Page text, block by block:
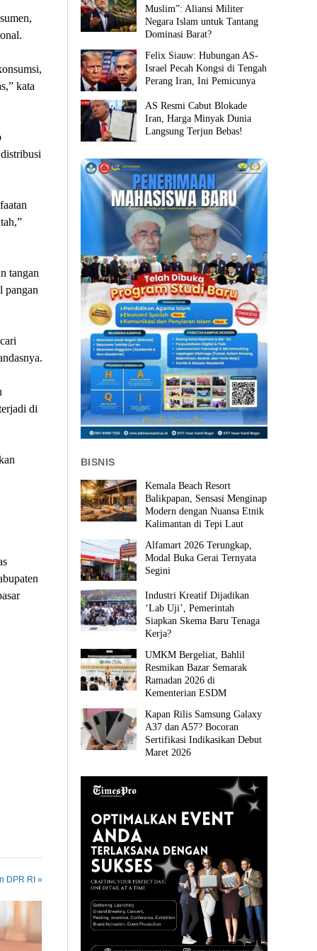
kata
tangan
pangan
di
DPR RI »
Muslim”: Aliansi Militer
Negara Islam untuk Tantang
Dominasi Barat?
Felix Siauw: Hubungan AS-
Israel Pecah Kongsi di Tengah
Perang Iran, Ini Pemicunya
AS Resmi Cabut Blokade
Iran, Harga Minyak Dunia
Langsung Terjun Bebas!
BISNIS
Kemala Beach Resort
Balikpapan, Sensasi Menginap
Modern dengan Nuansa Etnik
Kalimantan di Tepi Laut
Alfamart 2026 Terungkap,
Modal Buka Gerai Ternyata
Segini
Industri Kreatif Dijadikan
‘Lab Uji’, Pemerintah
Siapkan Skema Baru Tenaga
Kerja?
UMKM Bergeliat, Bahlil
Resmikan Bazar Semarak
Ramadan 2026 di
Kementerian ESDM
Kapan Rilis Samsung Galaxy
A37 dan A57? Bocoran
Sertifikasi Indikasikan Debut
Maret 2026